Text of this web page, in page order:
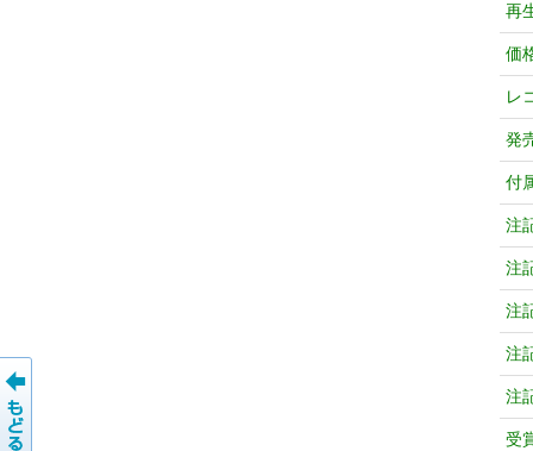
再
価
レ
発
付
注
注
注
注
注
受